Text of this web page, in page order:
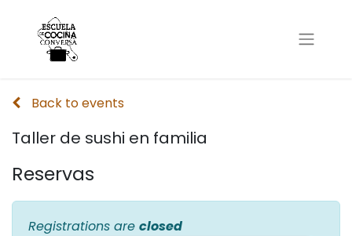
Back to events
Taller de sushi en familia
Reservas
Registrations are closed